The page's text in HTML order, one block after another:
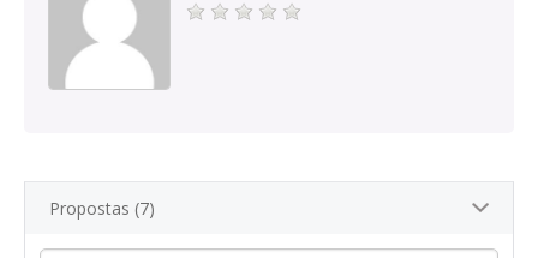
Propostas (7)